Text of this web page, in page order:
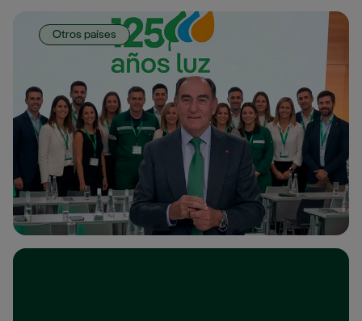
Otros países Enlace externo, se abre en ventana nueva.